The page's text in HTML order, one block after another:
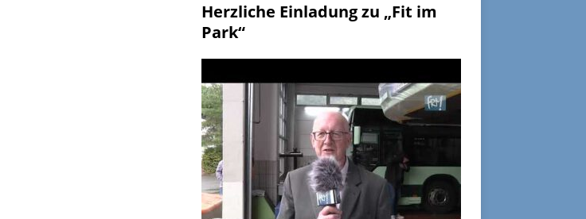
Herzliche Einladung zu „Fit im
Park“